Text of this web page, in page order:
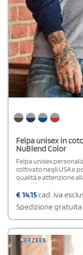
Felpa unisex in
NuBlend Color
Felpa unisex
coltivato negli USA e
qualità e attenzione
densità crea una
adatta alla stampa di
modello presenta
cordino piatto,
contrasto, per un look
aumentano la
frontale a marsupio e
comoda e curata.
€14,15cad. iva
Spedizione gratuita